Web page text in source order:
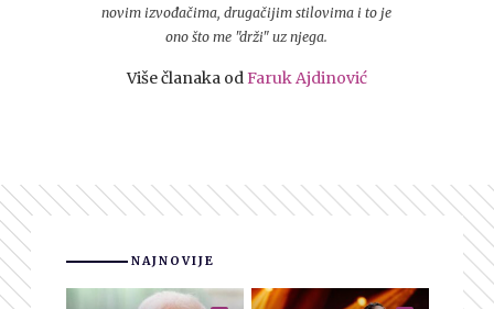
novim izvođačima, drugačijim stilovima i to je
ono što me "drži" uz njega.
Više članaka odFaruk Ajdinović
NAJNOVIJE